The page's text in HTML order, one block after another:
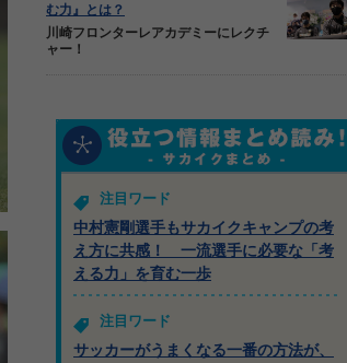
む力』とは？
川崎フロンターレアカデミーにレクチ
ャー！
注目ワード
中村憲剛選手もサカイクキャンプの考
え方に共感！ 一流選手に必要な「考
える力」を育む一歩
注目ワード
サッカーがうまくなる一番の方法が、